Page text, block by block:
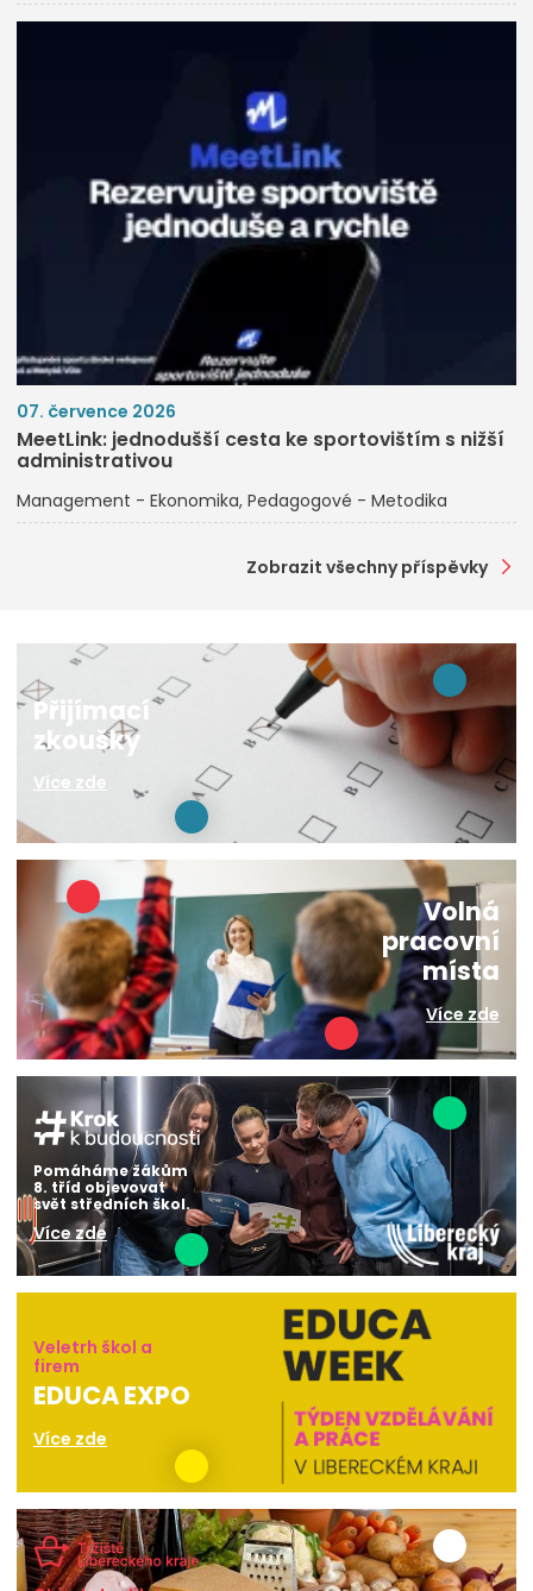
07. července 2026
MeetLink: jednodušší cesta ke sportovištím s nižší
administrativou
Management - Ekonomika Pedagogové - Metodika
Zobrazit všechny příspěvky
Přijímací
zkoušky
Více zde
Volná
pracovní
místa
Více zde
Pomáháme žákům
8. tříd objevovat
svět středních škol.
Více zde
Veletrh škol a
firem
EDUCA EXPO
Více zde